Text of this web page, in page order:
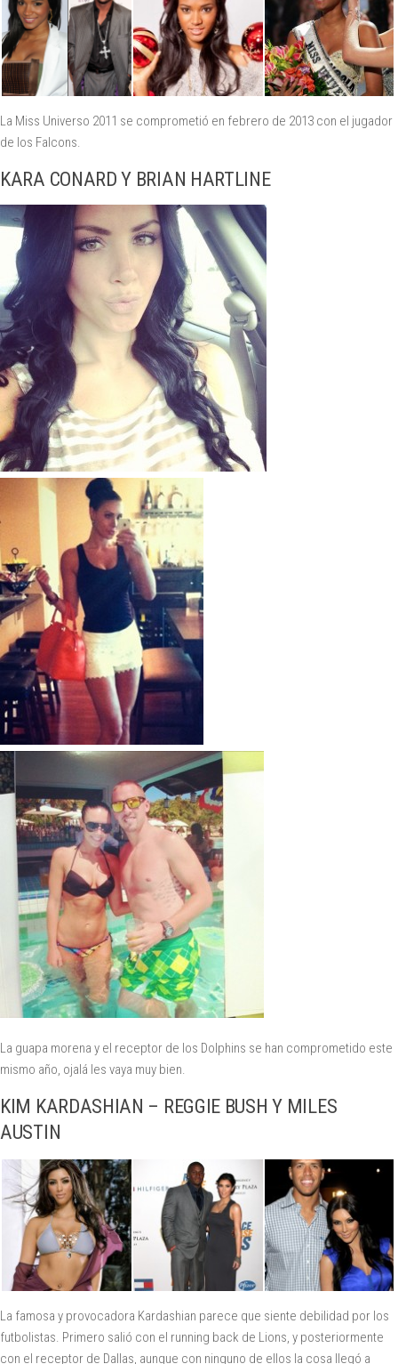
La Miss Universo 2011 se comprometió en febrero de 2013 con el jugador
de los Falcons.
KARA CONARD Y BRIAN HARTLINE
La guapa morena y el receptor de los Dolphins se han comprometido este
mismo año, ojalá les vaya muy bien.
KIM KARDASHIAN – REGGIE BUSH Y MILES
AUSTIN
La famosa y provocadora Kardashian parece que siente debilidad por los
futbolistas. Primero salió con el running back de Lions, y posteriormente
con el receptor de Dallas, aunque con ninguno de ellos la cosa llegó a